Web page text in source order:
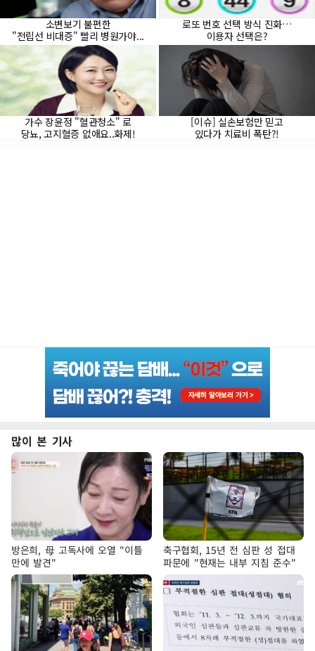
많이 본 기사
방은희, 母 고독사에 오열 "이틀
만에 발견"
축구협회, 15년 전 심판 성 접대
파문에 "현재는 내부 지침 준수"